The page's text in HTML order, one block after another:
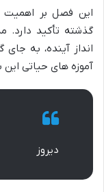
این فصل بر اهمیت
گذشته تأکید
انداز آینده، به جای
آموزه های حیاتی
دیروز